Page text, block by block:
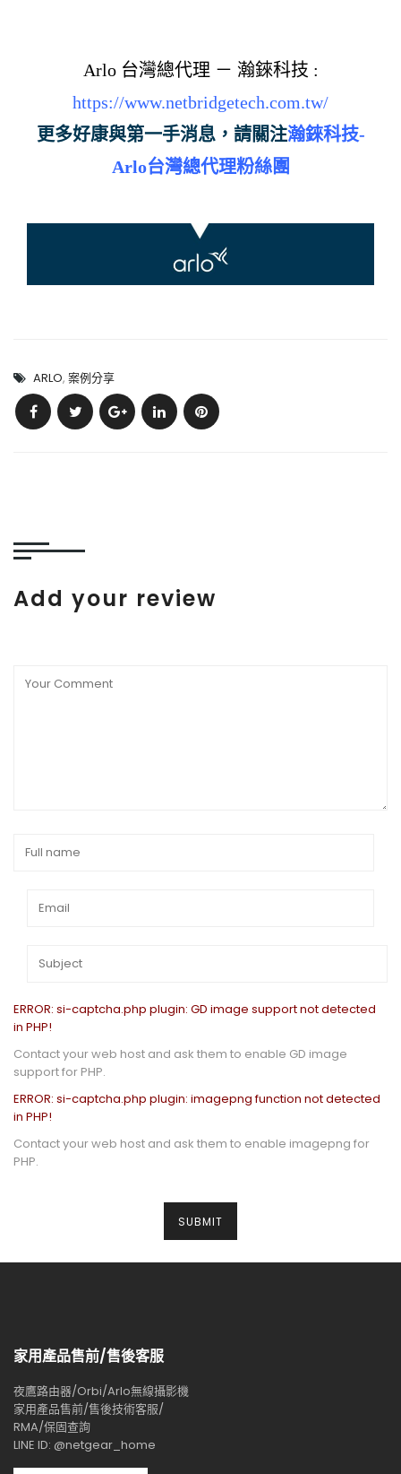
Arlo 台灣總代理 － 瀚錸科技 :
https://www.netbridgetech.com.tw/
更多好康與第一手消息，請關注瀚錸科技-
Arlo台灣總代理粉絲團
ARLO, 案例分享
Add your review
ERROR: si-captcha.php plugin: GD image support not detected
in PHP!
Contact your web host and ask them to enable GD image
support for PHP.
ERROR: si-captcha.php plugin: imagepng function not detected
in PHP!
Contact your web host and ask them to enable imagepng for
PHP.
家用產品售前/售後客服
夜鷹路由器/Orbi/Arlo無線攝影機
家用產品售前/售後技術客服/
RMA/保固查詢
LINE ID: @netgear_home